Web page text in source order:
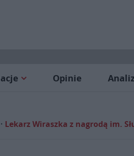
Opinie
Lekarz Wiraszka z nagrodą im.